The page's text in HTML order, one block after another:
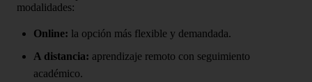
modalidades:
Online: la opción más flexible y demandada.
A distancia: aprendizaje remoto con seguimiento
académico.